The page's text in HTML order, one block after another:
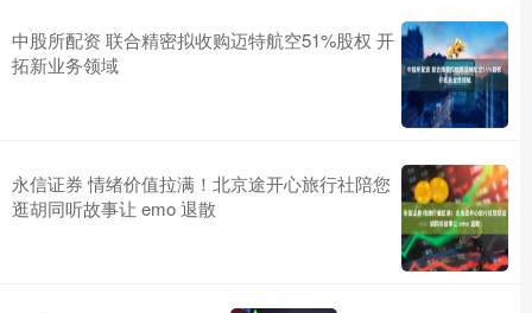
中股所配资 联合精密拟收购迈特航空51%股权 开
拓新业务领域
永信证券 情绪价值拉满！北京途开心旅行社陪您
逛胡同听故事让 emo 退散